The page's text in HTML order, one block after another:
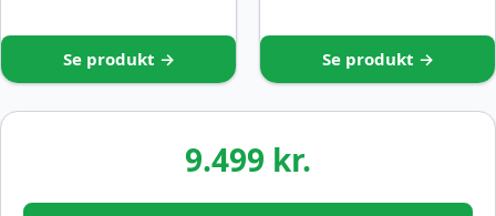
Se produkt → Se produkt →
9.499 kr.